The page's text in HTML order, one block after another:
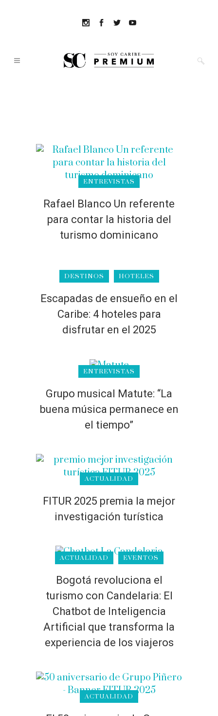
ENTREVISTAS
Rafael Blanco Un referente
para contar la historia del
turismo dominicano
DESTINOS HOTELES
Escapadas de ensueño en el
Caribe: 4 hoteles para
disfrutar en el 2025
ENTREVISTAS
Grupo musical Matute: “La
buena música permanece en
el tiempo”
ACTUALIDAD
FITUR 2025 premia la mejor
investigación turística
ACTUALIDAD EVENTOS
Bogotá revoluciona el
turismo con Candelaria: El
Chatbot de Inteligencia
Artificial que transforma la
experiencia de los viajeros
ACTUALIDAD